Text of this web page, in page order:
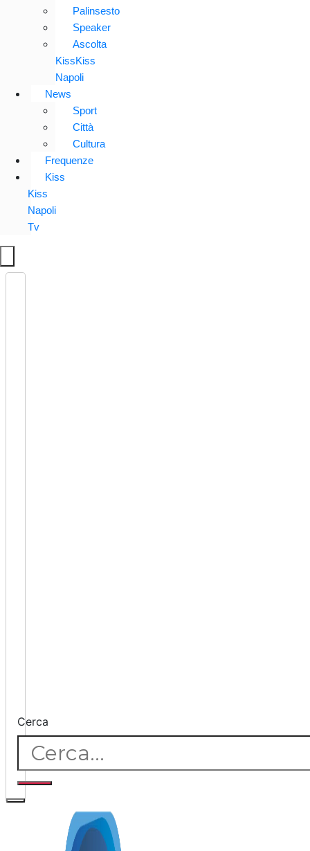
Palinsesto
Speaker
Ascolta
KissKiss
Napoli
News
Sport
Città
Cultura
Frequenze
Kiss
Kiss
Napoli
Tv
Cerca